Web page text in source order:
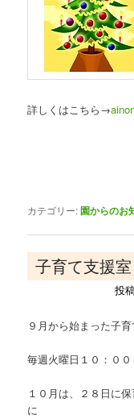
詳しくはこちら→
カテゴリー:園からのお
子育て支援
投
９月から始まった子
毎週火曜日１０：０
１０月は、２８日に
に